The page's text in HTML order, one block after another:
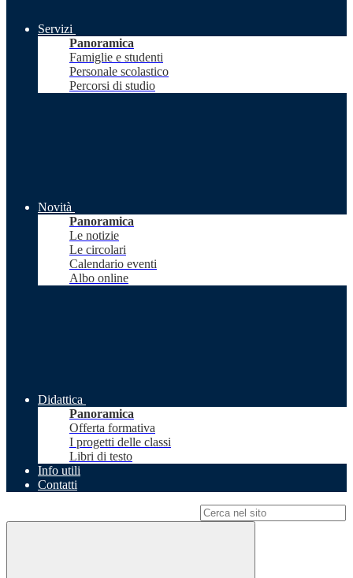
Servizi
Panoramica
Famiglie e studenti
Personale scolastico
Percorsi di studio
Novità
Panoramica
Le notizie
Le circolari
Calendario eventi
Albo online
Didattica
Panoramica
Offerta formativa
I progetti delle classi
Libri di testo
Info utili
Contatti